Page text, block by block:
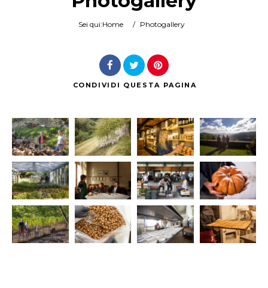
Sei qui:Home / Photogallery
CONDIVIDI QUESTA PAGINA